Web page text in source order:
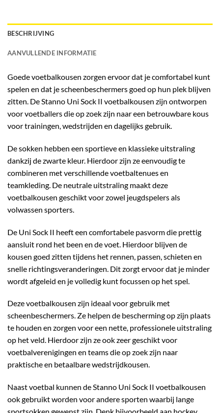
BESCHRIJVING
AANVULLENDE INFORMATIE
Goede voetbalkousen zorgen ervoor dat je comfortabel kunt
spelen en dat je scheenbeschermers goed op hun plek blijven
zitten. De Stanno Uni Sock II voetbalkousen zijn ontworpen
voor voetballers die op zoek zijn naar een betrouwbare kous
voor trainingen, wedstrijden en dagelijks gebruik.
De sokken hebben een sportieve en klassieke uitstraling
dankzij de zwarte kleur. Hierdoor zijn ze eenvoudig te
combineren met verschillende voetbaltenues en
teamkleding. De neutrale uitstraling maakt deze
voetbalkousen geschikt voor zowel jeugdspelers als
volwassen sporters.
De Uni Sock II heeft een comfortabele pasvorm die prettig
aansluit rond het been en de voet. Hierdoor blijven de
kousen goed zitten tijdens het rennen, passen, schieten en
snelle richtingsveranderingen. Dit zorgt ervoor dat je minder
wordt afgeleid en je volledig kunt focussen op het spel.
Deze voetbalkousen zijn ideaal voor gebruik met
scheenbeschermers. Ze helpen de bescherming op zijn plaats
te houden en zorgen voor een nette, professionele uitstraling
op het veld. Hierdoor zijn ze ook zeer geschikt voor
voetbalverenigingen en teams die op zoek zijn naar
praktische en betaalbare wedstrijdkousen.
Naast voetbal kunnen de Stanno Uni Sock II voetbalkousen
ook gebruikt worden voor andere sporten waarbij lange